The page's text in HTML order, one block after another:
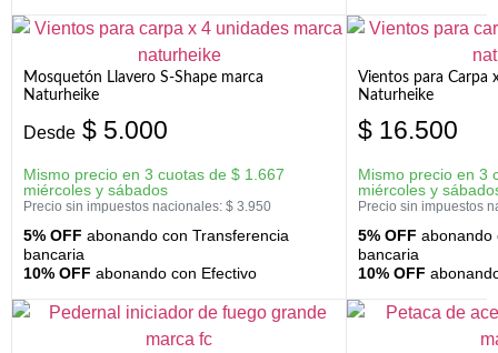
Mosquetón Llavero S-Shape marca
Naturheike
Desde $ 5.000
Mismo precio en 3 cuotas de $ 1.667
miércoles y sábados
Precio sin impuestos nacionales: $ 3.950
5% OFF abonando con Transferencia
bancaria
10% OFF abonando con Efectivo
Vientos para Carpa
Naturheike
$ 16.500
Mismo precio en 3
miércoles y
Precio sin impuestos
5% OFF abonando
bancaria
10% OFF